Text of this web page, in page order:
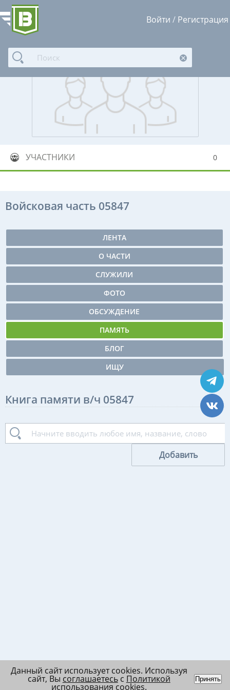
Войти / Регистрация
УЧАСТНИКИ 0
Войсковая часть 05847
ЛЕНТА
О ЧАСТИ
СЛУЖИЛИ
ФОТО
ОБСУЖДЕНИЕ
ПАМЯТЬ
БЛОГ
ИЩУ
Книга памяти в/ч 05847
Добавить
Данный сайт использует cookies. Используя
сайт, Вы соглашаетесьс Политикой
использования cookies.
Принять